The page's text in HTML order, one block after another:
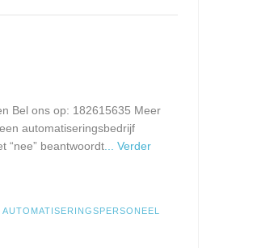
Bel ons op: 182615635 Meer
automatiseringsbedrijf
“nee” beantwoordt ... Verder
AUTOMATISERINGSPERSONEEL